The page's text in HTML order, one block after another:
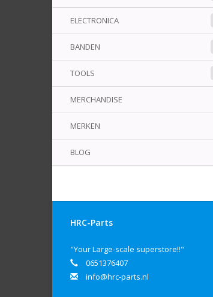
ELECTRONICA
BANDEN
TOOLS
MERCHANDISE
MERKEN
BLOG
HRC-Parts
"Your Large-scale superstore!!"
0651376407
info@hrc-parts.nl